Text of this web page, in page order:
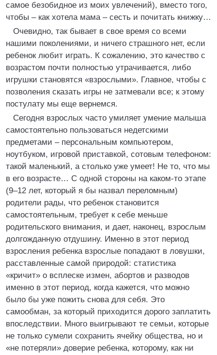
самое безобидное из моих увлечений), вместо того,
чтобы – как хотела мама – сесть и почитать книжку…
Очевидно, так бывает в свое время со всеми
нашими поколениями, и ничего страшного нет, если
ребенок любит играть. К сожалению, это качество с
возрастом почти полностью утрачивается, либо
игрушки становятся «взрослыми». Главное, чтобы с
позволения сказать игры не затмевали все; к этому
постулату мы еще вернемся.
Сегодня взрослых часто умиляет умение малыша
самостоятельно пользоваться недетскими
предметами – персональным компьютером,
ноутбуком, игровой приставкой, сотовым телефоном:
такой маленький, а столько уже умеет! Не то, что мы
в его возрасте… С одной стороны на каком‑то этапе
(9–12 лет, который я бы назвал переломным)
родители рады, что ребенок становится
самостоятельным, требует к себе меньше
родительского внимания, и дает, наконец, взрослым
долгожданную отдушину. Именно в этот период
взросления ребенка взрослые попадают в ловушки,
расставленные самой природой: статистика
«кричит» о всплеске измен, абортов и разводов
именно в этот период, когда кажется, что можно
было бы уже пожить снова для себя. Это
самообман, за который приходится дорого заплатить
впоследствии. Много выигрывают те семьи, которые
не только сумели сохранить ячейку общества, но и
«не потеряли» доверие ребенка, которому, как ни